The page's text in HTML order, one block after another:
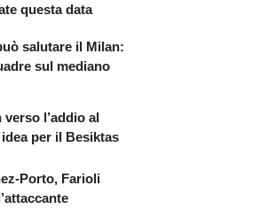
questa data
salutare il Milan:
sul mediano
verso l’addio al
per il Besiktas
Porto, Farioli